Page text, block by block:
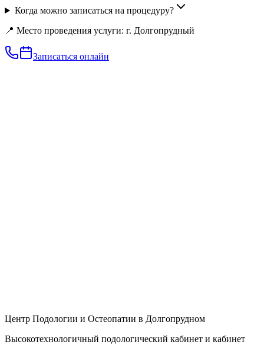
Когда можно записаться на процедуру?
📍 Место проведения услуги: г. Долгопрудный
Записаться онлайн
Центр Подологии и Остеопатии в Долгопрудном
Высокотехнологичный подологический кабинет и кабинет